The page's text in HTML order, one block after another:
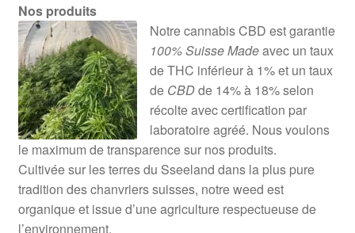
Nos produits
Notre cannabis CBD est garantie
100% Suisse Madeavec un taux
de THC inférieur à 1% et un taux
deCBDde 14% à 18% selon
récolte avec certification par
laboratoire agréé. Nous voulons
le maximum de transparence sur nos produits.
Cultivée sur les terres du Sseeland dans la plus pure
tradition des chanvriers suisses, notre weed est
organique et issue d’une agriculture respectueuse de
l’environnement.